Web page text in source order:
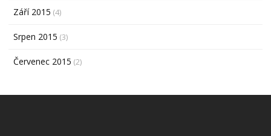
Září 2015 (4)
Srpen 2015 (3)
Červenec 2015 (2)